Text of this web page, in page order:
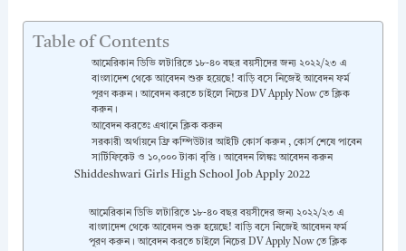
Table of Contents
আমেরিকান ডিভি লটারিতে ১৮-৪০ বছর বয়সীদের জন্য ২০২২/২৩ এ
বাংলাদেশ থেকে আবেদন শুরু হয়েছে! বাড়ি বসে নিজেই আবেদন ফর্ম
পূরণ করুন। আবেদন করতে চাইলে নিচের DV Apply Now তে ক্লিক
করুন।
আবেদন করতেঃ এখানে ক্লিক করুন
সরকারী অর্থায়নে ফ্রি কম্পিউটার আইটি কোর্স করুন , কোর্স শেষে পাবেন
সার্টিফিকেট ও ১০,০০০ টাকা বৃত্তি। আবেদন লিঙ্কঃ আবেদন করুন
Shiddeshwari Girls High School Job Apply 2022
আমেরিকান ডিভি লটারিতে ১৮-৪০ বছর বয়সীদের জন্য ২০২২/২৩ এ
বাংলাদেশ থেকে আবেদন শুরু হয়েছে! বাড়ি বসে নিজেই আবেদন ফর্ম
পূরণ করুন। আবেদন করতে চাইলে নিচের DV Apply Now তে ক্লিক